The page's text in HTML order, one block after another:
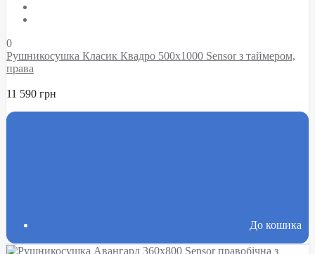
0
Рушникосушка Класик Квадро 500х1000 Sensor з таймером,
права
11 590 грн
До кошика